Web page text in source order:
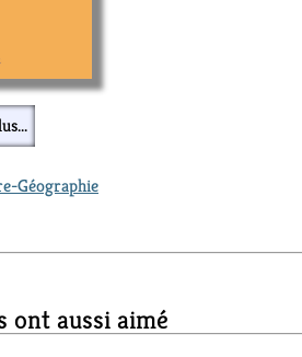
Géographie
ont aussi aimé